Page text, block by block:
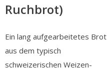
Ruchbrot)
Ein lang aufgearbeitetes Brot
aus dem typisch
schweizerischen Weizen-